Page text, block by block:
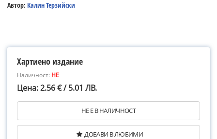
Автор: Калин Терзийски
Хартиено издание
Наличност: НЕ
Цена: 2.56 € / 5.01 ЛВ.
НЕ Е В НАЛИЧНОСТ
ДОБАВИ В ЛЮБИМИ